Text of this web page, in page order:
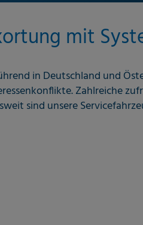
mit
in Deutschland und
Zahlreiche
sind unsere